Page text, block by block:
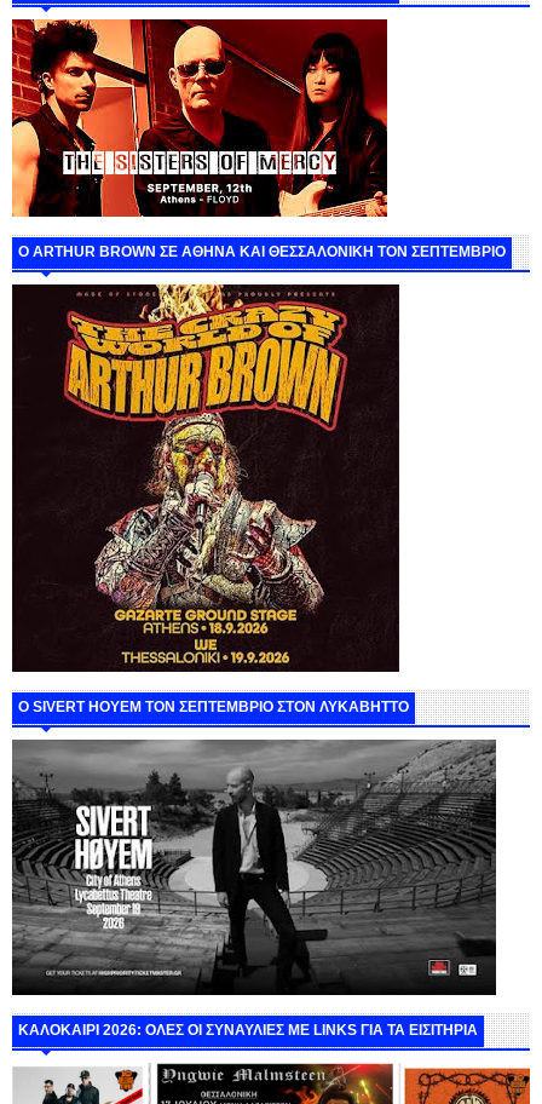
O ARTHUR BROWN ΣΕ ΑΘΗΝΑ ΚΑΙ ΘΕΣΣΑΛΟΝΙΚΗ ΤΟΝ ΣΕΠΤΕΜΒΡΙΟ
Ο SIVERT HOYEM ΤΟΝ ΣΕΠΤΕΜΒΡΙΟ ΣΤΟΝ ΛΥΚΑΒΗΤΤΟ
ΚΑΛΟΚΑΙΡΙ 2026: ΟΛΕΣ ΟΙ ΣΥΝΑΥΛΙΕΣ ΜΕ LINKS ΓΙΑ ΤΑ ΕΙΣΙΤΗΡΙΑ